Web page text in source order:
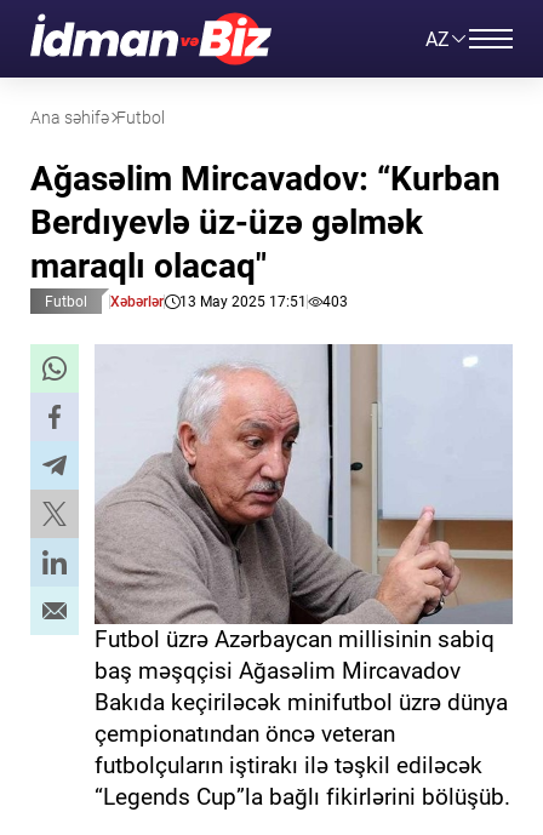
AZ
Ana səhifə Futbol
Ağasəlim Mircavadov: “Kurban
Berdıyevlə üz-üzə gəlmək
maraqlı olacaq"
Futbol Xəbərlər 13 May 2025 17:51 403
Futbol üzrə Azərbaycan millisinin sabiq
baş məşqçisi Ağasəlim Mircavadov
Bakıda keçiriləcək minifutbol üzrə dünya
çempionatından öncə veteran
futbolçuların iştirakı ilə təşkil ediləcək
“Legends Cup”la bağlı fikirlərini bölüşüb.